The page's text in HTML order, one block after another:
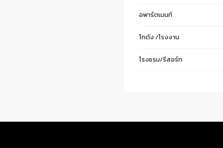
อพาร์ตเมนท์
โกดัง /โรงงาน
โรงแรม/รีสอร์ท